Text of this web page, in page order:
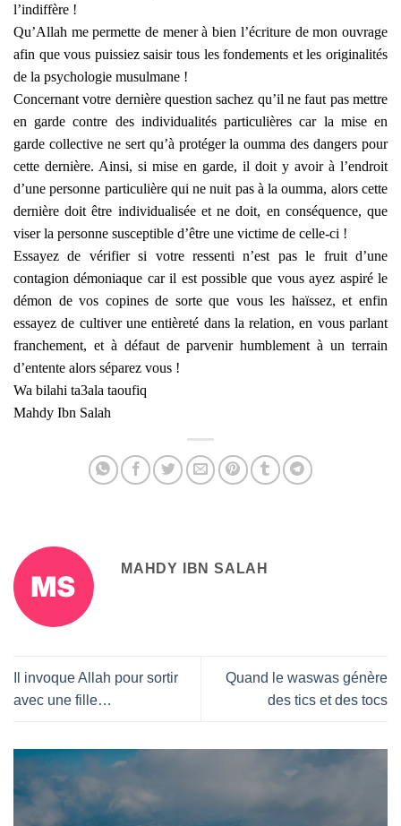
l’indiffère !
Qu’Allah me permette de mener à bien l’écriture de mon ouvrage
afin que vous puissiez saisir tous les fondements et les originalités
de la psychologie musulmane !
Concernant votre dernière question sachez qu’il ne faut pas mettre
en garde contre des individualités particulières car la mise en
garde collective ne sert qu’à protéger la oumma des dangers pour
cette dernière. Ainsi, si mise en garde, il doit y avoir à l’endroit
d’une personne particulière qui ne nuit pas à la oumma, alors cette
dernière doit être individualisée et ne doit, en conséquence, que
viser la personne susceptible d’être une victime de celle-ci !
Essayez de vérifier si votre ressenti n’est pas le fruit d’une
contagion démoniaque car il est possible que vous ayez aspiré le
démon de vos copines de sorte que vous les haïssez, et enfin
essayez de cultiver une entièreté dans la relation, en vous parlant
franchement, et à défaut de parvenir humblement à un terrain
d’entente alors séparez vous !
Wa bilahi ta3ala taoufiq
Mahdy Ibn Salah
MAHDY IBN SALAH
Il invoque Allah pour sortir
avec une fille…
Quand le waswas génère
des tics et des tocs